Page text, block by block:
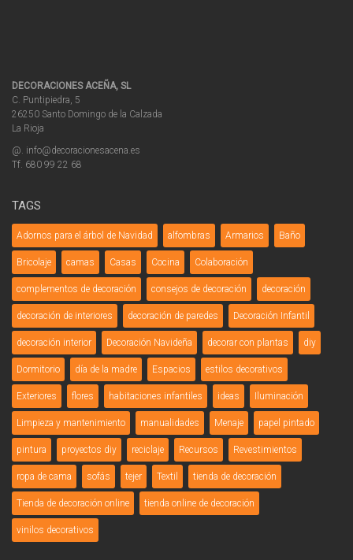
DECORACIONES ACEÑA, SL
C. Puntipiedra, 5
26250 Santo Domingo de la Calzada
La Rioja
@. info@decoracionesacena.es
Tf. 680 99 22 68
TAGS
Adornos para el árbol de Navidad alfombras Armarios Baño
Bricolaje camas Casas Cocina Colaboración
complementos de decoración consejos de decoración decoración
decoración de interiores decoración de paredes Decoración Infantil
decoración interior Decoración Navideña decorar con plantas diy
Dormitorio día de la madre Espacios estilos decorativos
Exteriores flores habitaciones infantiles ideas Iluminación
Limpieza y mantenimiento manualidades Menaje papel pintado
pintura proyectos diy reciclaje Recursos Revestimientos
ropa de cama sofás tejer Textil tienda de decoración
Tienda de decoración online tienda online de decoración
vinilos decorativos